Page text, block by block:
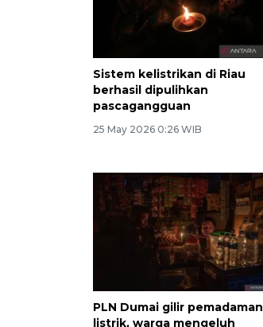
Sistem kelistrikan di Riau
berhasil dipulihkan
pascagangguan
25 May 2026 0:26 WIB
PLN Dumai gilir pemadaman
listrik, warga mengeluh